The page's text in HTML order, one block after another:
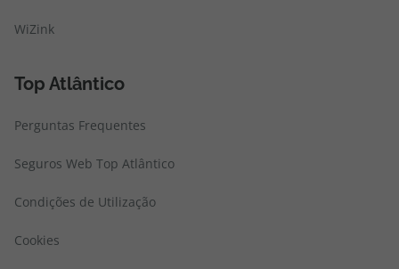
WiZink
Top Atlântico
Perguntas Frequentes
Seguros Web Top Atlântico
Condições de Utilização
Cookies